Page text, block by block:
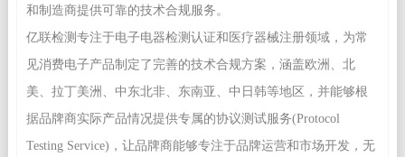
和制造商提供可靠的技术合规服务。
亿联检测专注于电子电器检测认证和医疗器械注册领域，为常
见消费电子产品制定了完善的技术合规方案，涵盖欧洲、北
美、拉丁美洲、中东北非、东南亚、中日韩等地区，并能够根
据品牌商实际产品情况提供专属的协议测试服务(Protocol
Testing Service)，让品牌商能够专注于品牌运营和市场开发，无